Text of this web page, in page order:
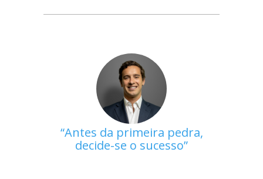
Antes da primeira pedra,
decide-se o sucesso